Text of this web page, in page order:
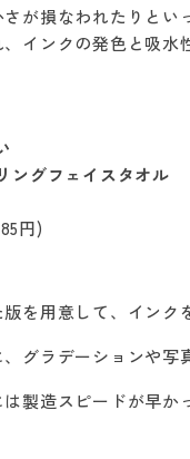
が損なわれたりと
インクの発色と吸水
ングフェイスタオル
円)
を用意して、インク
グラデーションや写
製造スピードが早